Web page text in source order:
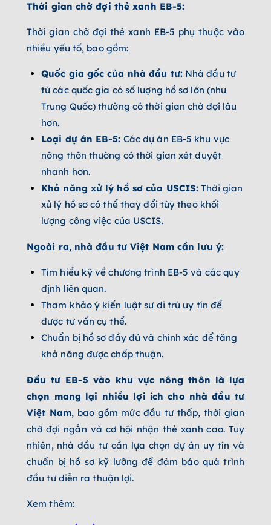
Thời gian chờ đợi thẻ xanh EB-5:
Thời gian chờ đợi thẻ xanh EB-5 phụ thuộc vào
nhiều yếu tố, bao gồm:
Quốc gia gốc của nhà đầu tư:Nhà đầu tư
từ các quốc gia có số lượng hồ sơ lớn (như
Trung Quốc) thường có thời gian chờ đợi lâu
hơn.
Loại dự án EB-5: Các dự án EB-5 khu vực
nông thôn thường có thời gian xét duyệt
nhanh hơn.
Khả năng xử lý hồ sơ của USCIS: Thời gian
xử lý hồ sơ có thể thay đổi tùy theo khối
lượng công việc của USCIS.
Ngoài ra, nhà đầu tư Việt Nam cần lưu ý:
Tìm hiểu kỹ về chương trình EB-5 và các quy
định liên quan.
Tham khảo ý kiến luật sư di trú uy tín để
được tư vấn cụ thể.
Chuẩn bị hồ sơ đầy đủ và chính xác để tăng
khả năng được chấp thuận.
Đầu tư EB-5 vào khu vực nông thôn là lựa
chọn mang lại nhiều lợi ích cho nhà đầu tư
Việt Nam, bao gồm mức đầu tư thấp, thời gian
chờ đợi ngắn và cơ hội nhận thẻ xanh cao. Tuy
nhiên, nhà đầu tư cần lựa chọn dự án uy tín và
chuẩn bị hồ sơ kỹ lưỡng để đảm bảo quá trình
đầu tư diễn ra thuận lợi.
Xem thêm: